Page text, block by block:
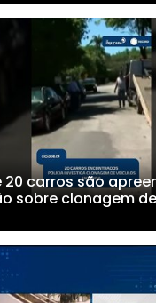
20 carros são
sobre clonagem